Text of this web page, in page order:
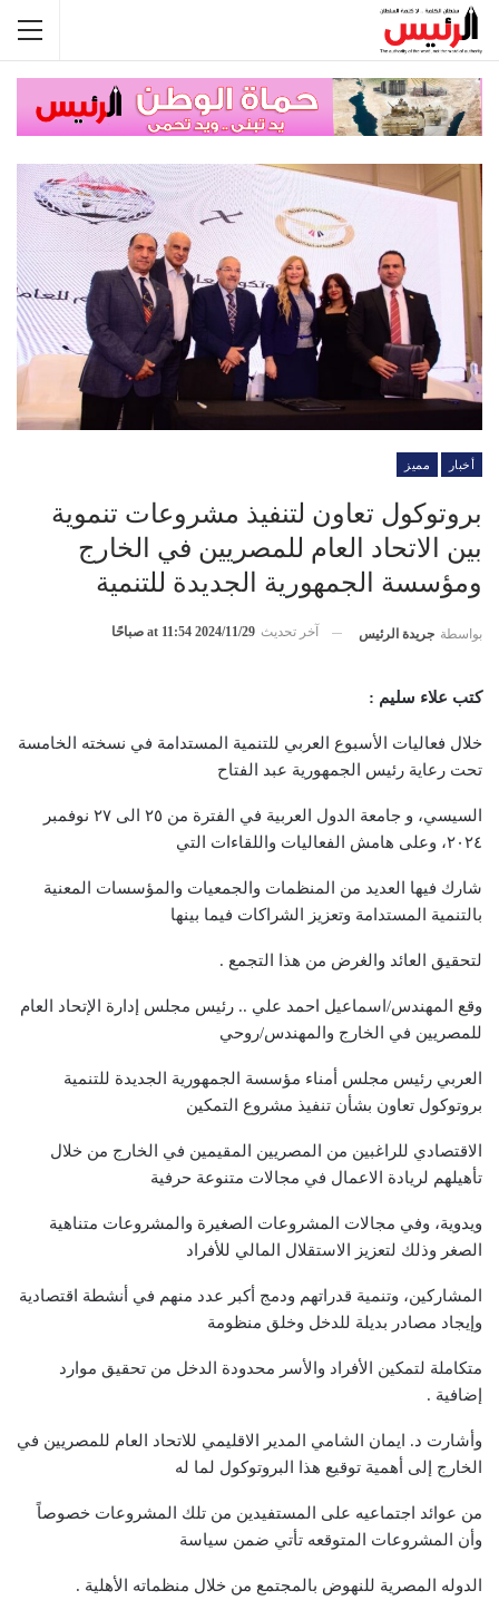
أخبار مميز
بروتوكول تعاون لتنفيذ مشروعات تنموية
بين الاتحاد العام للمصريين في الخارج
ومؤسسة الجمهورية الجديدة للتنمية
بواسطة جريدة الرئيس آخر تحديث 2024/11/29 at 11:54 صباحًا
كتب علاء سليم :
خلال فعاليات الأسبوع العربي للتنمية المستدامة في نسخته الخامسة
تحت رعاية رئيس الجمهورية عبد الفتاح
السيسي، و جامعة الدول العربية في الفترة من ٢٥ الى ٢٧ نوفمبر
٢٠٢٤، وعلى هامش الفعاليات واللقاءات التي
شارك فيها العديد من المنظمات والجمعيات والمؤسسات المعنية
بالتنمية المستدامة وتعزيز الشراكات فيما بينها
لتحقيق العائد والغرض من هذا التجمع .
وقع المهندس/اسماعيل احمد علي .. رئيس مجلس إدارة الإتحاد العام
للمصريين في الخارج والمهندس/روحي
العربي رئيس مجلس أمناء مؤسسة الجمهورية الجديدة للتنمية
بروتوكول تعاون بشأن تنفيذ مشروع التمكين
الاقتصادي للراغبين من المصريين المقيمين في الخارج من خلال
تأهيلهم لريادة الاعمال في مجالات متنوعة حرفية
ويدوية، وفي مجالات المشروعات الصغيرة والمشروعات متناهية
الصغر وذلك لتعزيز الاستقلال المالي للأفراد
المشاركين، وتنمية قدراتهم ودمج أكبر عدد منهم في أنشطة اقتصادية
وإيجاد مصادر بديلة للدخل وخلق منظومة
متكاملة لتمكين الأفراد والأسر محدودة الدخل من تحقيق موارد
إضافية .
وأشارت د. ايمان الشامي المدير الاقليمي للاتحاد العام للمصريين في
الخارج إلى أهمية توقيع هذا البروتوكول لما له
من عوائد اجتماعيه على المستفيدين من تلك المشروعات خصوصاً
وأن المشروعات المتوقعه تأتي ضمن سياسة
الدوله المصرية للنهوض بالمجتمع من خلال منظماته الأهلية .